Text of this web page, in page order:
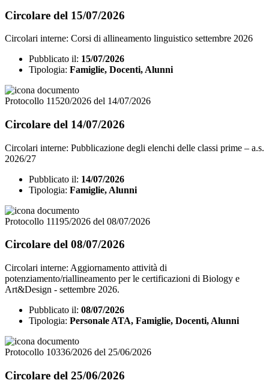
Circolare del 15/07/2026
Circolari interne: Corsi di allineamento linguistico settembre 2026
Pubblicato il: 15/07/2026
Tipologia: Famiglie, Docenti, Alunni
Protocollo 11520/2026 del 14/07/2026
Circolare del 14/07/2026
Circolari interne: Pubblicazione degli elenchi delle classi prime – a.s.
2026/27
Pubblicato il: 14/07/2026
Tipologia: Famiglie, Alunni
Protocollo 11195/2026 del 08/07/2026
Circolare del 08/07/2026
Circolari interne: Aggiornamento attività di
potenziamento/riallineamento per le certificazioni di Biology e
Art&Design - settembre 2026.
Pubblicato il: 08/07/2026
Tipologia: Personale ATA, Famiglie, Docenti, Alunni
Protocollo 10336/2026 del 25/06/2026
Circolare del 25/06/2026